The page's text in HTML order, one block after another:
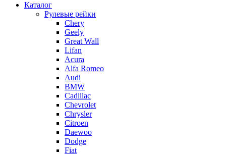
Каталог
Рулевые рейки
Chery
Geely
Great Wall
Lifan
Acura
Alfa Romeo
Audi
BMW
Cadillac
Chevrolet
Chrysler
Citroen
Daewoo
Dodge
Fiat